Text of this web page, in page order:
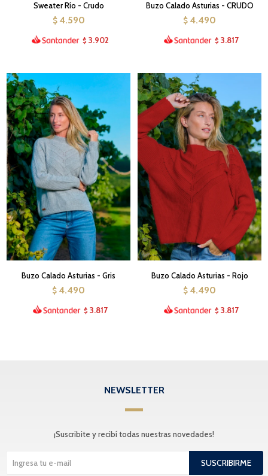
Sweater Río - Crudo
$ 4.590
$ 3.902
Buzo Calado Asturias - CRUDO
$ 4.490
$ 3.817
Buzo Calado Asturias - Gris
$ 4.490
$ 3.817
Buzo Calado Asturias - Rojo
$ 4.490
$ 3.817
NEWSLETTER
¡Suscribite y recibí todas nuestras novedades!
SUSCRIBIRME